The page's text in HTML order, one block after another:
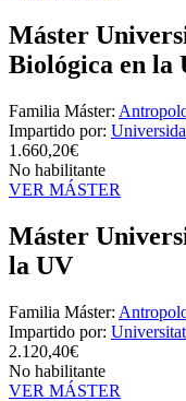
Máster
Biológica en la
Familia Máster:
Impartido por:
1.660,20€
No habilitante
VER MÁSTER
Máster
la UV
Familia Máster:
Impartido por:
2.120,40€
No habilitante
VER MÁSTER